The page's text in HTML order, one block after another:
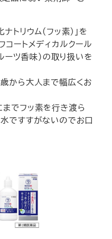
トリウム（フッ素）」を
コートメディカルクール
ルーツ香味）の取り扱いを
から大人まで幅広くお
でフッ素を行き渡ら
ですすがないのでお口